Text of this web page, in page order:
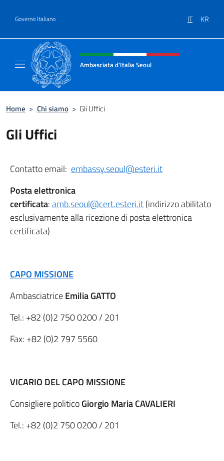
Governo Italiano IT KR
Intestazione sito, social e menù
Ambasciata d'Italia Seoul
Home > Chi siamo > Gli Uffici
Gli Uffici
Contatto email: embassy.seoul@esteri.it
Posta elettronica
certificata:amb.seoul@cert.esteri.it(indirizzo abilitato
esclusivamente alla ricezione di posta elettronica
certificata)
CAPO MISSIONE
AmbasciatriceEmilia GATTO
Tel.: +82 (0)2 750 0200/ 201
Fax: +82 (0)2 797 5560
VICARIO DEL CAPO MISSIONE
Consigliere politicoGiorgio Maria CAVALIERI
Tel.: +82 (0)2 750 0200/ 201